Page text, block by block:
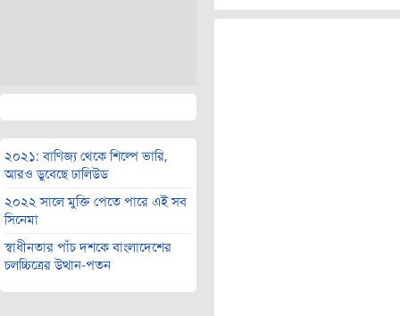
২০২১: বাণিজ্য থেকে শিল্পে ভারি,
আরও ডুবেছে ঢালিউড
২০২২ সালে মুক্তি পেতে পারে এই সব
সিনেমা
স্বাধীনতার পাঁচ দশকে বাংলাদেশের
চলচ্চিত্রের উত্থান-পতন